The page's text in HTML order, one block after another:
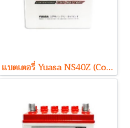
แบตเตอรี่ Yuasa NS40Z (Conventional Type) 12V 35Ah